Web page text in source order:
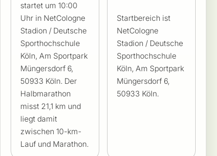
startet um 10:00
Uhr in NetCologne
Stadion / Deutsche
Sporthochschule
Köln, Am Sportpark
Müngersdorf 6,
50933 Köln. Der
Halbmarathon
misst 21,1 km und
liegt damit
zwischen 10-km-
Lauf und Marathon.
Startbereich ist
NetCologne
Stadion / Deutsche
Sporthochschule
Köln, Am Sportpark
Müngersdorf 6,
50933 Köln.